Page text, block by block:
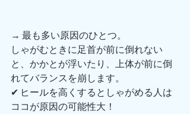
→ 最も多い原因のひとつ。
しゃがむときに足首が前に倒れない
と、かかとが浮いたり、上体が前に倒
れてバランスを崩します。
✔︎ ヒールを高くするとしゃがめる人は
ココが原因の可能性大！